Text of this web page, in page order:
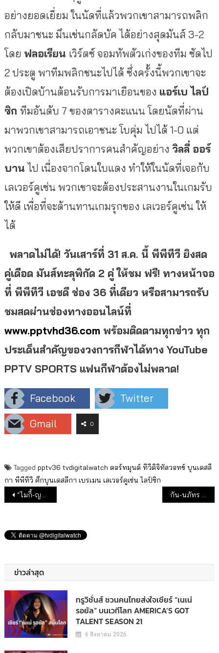
อย่างยอดเยี่ยม ในนัดที่แล้วพวกเขาสามารถพลิก
กลับมาชนะมึนเช่นกลัดบัค ได้อย่างสุดมันส์ 3-2
โดย ฟลอเรียน เวิร์ตซ์จอมทัพตัวเก่งของทีม ซัดไป
2 ประตู พาทีมพลิกชนะไปได้ ซึ่งครั้งนี้พวกเขาจะ
ต้องเปิดบ้านต้อนรับการมาเยือนของ แอร์เบ ไลป์
ซิก ทีมอันดับ 7 ของตารางคะแนน โดยนัดที่ผ่าน
มาพวกเขาสามารถเอาชนะ โบคุ่ม ไปได้ 1-0 แต่
พวกเขาต้องเสียปราการคนสำคัญอย่าง วิลลี่ ออร์
บาน ไป เนื่องจากโดนใบแดง ทำให้ในนัดที่เจอกับ
เลเวอร์คูเซ่น พวกเขาจะต้องประสานงานในเกมรับ
ให้ดี เพื่อที่จะต้านทานเกมรุกของ เลเวอร์คูเซ่น ให้
ได้
พลาดไม่ได้! วันเสาร์ที่ 31 ส.ค. นี้ พีพีทีวี ยิงสด
คู่เดือด มันส์ทะลุพิกัด 2 คู่ ให้ชม ฟรี! ทางหน้าจอ
ที่ พีพีทีวี เอชดี ช่อง 36 ที่เดียว หรือสามารถรับ
ชมสดผ่านช่องทางออนไลน์ที่
www.pptvhd36.comพร้อมติดตามทุกข่าว ทุก
ประเด็นสำคัญของวงการกีฬาได้ทาง YouTube
PPTV SPORTS แฟนกีฬาต้องไม่พลาด!
Facebook
Twitter
Gmail
0
Tagged pptv36 tvdigitalwatch ดอร์ทมุนด์ ทีวีดิจิทัลวอทช์ บุนเดสลี
กา พีพีทีวี ศึกบุนเดสลีกา เบรเมน เลเวอร์คูเซ่น ไลป์ซิก
แนะแนวเรื่อง
“ไมกี้-ญดา” หวานจนน้ำตาลยังเรียกพี่ กัน-นภัทร แพรว-เฌอมาวีร์ เสิร์ฟมนต์รักเสียงเพลงแห่งลุ่มน้ำแม่กลองใน “มนต์รักแม่กลอง”
ข่าวล่าสุด
ทรูวิชั่นส์ ชวนคนไทยส่งใจเชียร์ “เนเน่
รอยัล” บนเวทีโลก AMERICA’S GOT
TALENT SEASON 21
6 สิงหาคม 2026